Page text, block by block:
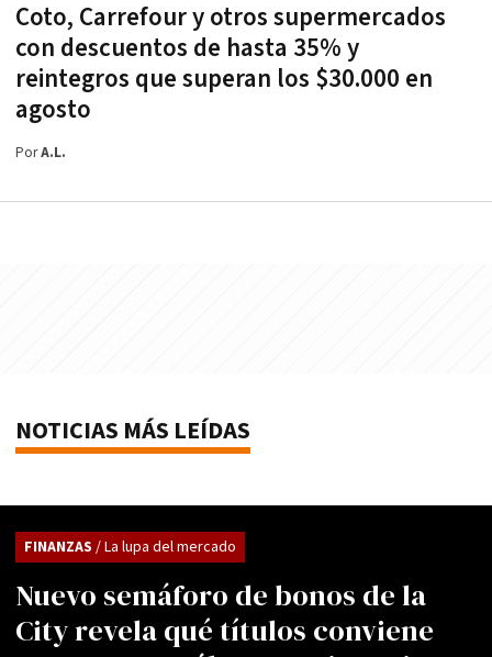
Coto, Carrefour y otros supermercados
con descuentos de hasta 35% y
reintegros que superan los $30.000 en
agosto
PorA.L.
NOTICIAS MÁS LEÍDAS
Nuevo semáforo de bonos de la
City revela qué títulos conviene
FINANZAS / La lupa del mercado